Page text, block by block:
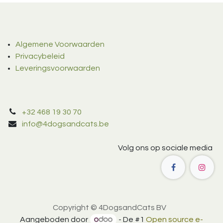
Algemene Voorwaarden
Privacybeleid
Leveringsvoorwaarden
+32 468 19 30 70
info@4dogsandcats.be
Volg ons op sociale media
Copyright © 4DogsandCats BV
Aangeboden door
- De #1 Open source e-